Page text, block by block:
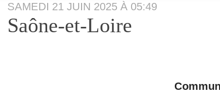
SAMEDI 21 JUIN 2025 À 05:49
Saône-et-Loire